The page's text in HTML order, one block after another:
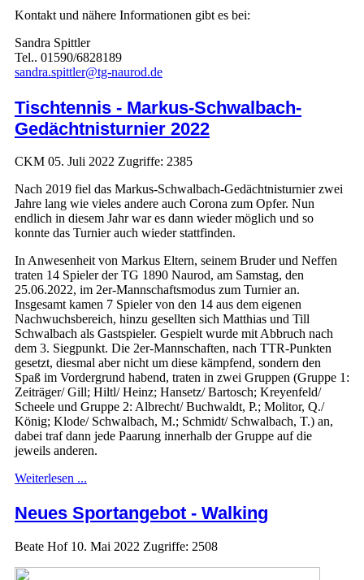
Kontakt und nähere Informationen gibt es bei:
Sandra Spittler
Tel.. 01590/6828189
sandra.spittler@tg-naurod.de
Tischtennis - Markus-Schwalbach-
Gedächtnisturnier 2022
CKM 05. Juli 2022 Zugriffe: 2385
Nach 2019 fiel das Markus-Schwalbach-Gedächtnisturnier zwei
Jahre lang wie vieles andere auch Corona zum Opfer. Nun
endlich in diesem Jahr war es dann wieder möglich und so
konnte das Turnier auch wieder stattfinden.
In Anwesenheit von Markus Eltern, seinem Bruder und Neffen
traten 14 Spieler der TG 1890 Naurod, am Samstag, den
25.06.2022, im 2er-Mannschaftsmodus zum Turnier an.
Insgesamt kamen 7 Spieler von den 14 aus dem eigenen
Nachwuchsbereich, hinzu gesellten sich Matthias und Till
Schwalbach als Gastspieler. Gespielt wurde mit Abbruch nach
dem 3. Siegpunkt. Die 2er-Mannschaften, nach TTR-Punkten
gesetzt, diesmal aber nicht um diese kämpfend, sondern den
Spaß im Vordergrund habend, traten in zwei Gruppen (Gruppe 1:
Zeiträger/ Gill; Hiltl/ Heinz; Hansetz/ Bartosch; Kreyenfeld/
Scheele und Gruppe 2: Albrecht/ Buchwaldt, P.; Molitor, Q./
König; Klode/ Schwalbach, M.; Schmidt/ Schwalbach, T.) an,
dabei traf dann jede Paarung innerhalb der Gruppe auf die
jeweils anderen.
Weiterlesen ...
Neues Sportangebot - Walking
Beate Hof 10. Mai 2022 Zugriffe: 2508